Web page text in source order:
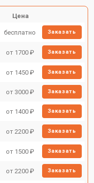
Цена
бесплатно Заказать
от 1700 ₽ Заказать
от 1450 ₽ Заказать
от 3000 ₽ Заказать
от 1400 ₽ Заказать
от 2200 ₽ Заказать
от 1500 ₽ Заказать
от 2200 ₽ Заказать